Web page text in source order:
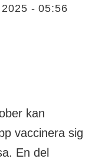
- 05:56
kan
vaccinera sig
En del